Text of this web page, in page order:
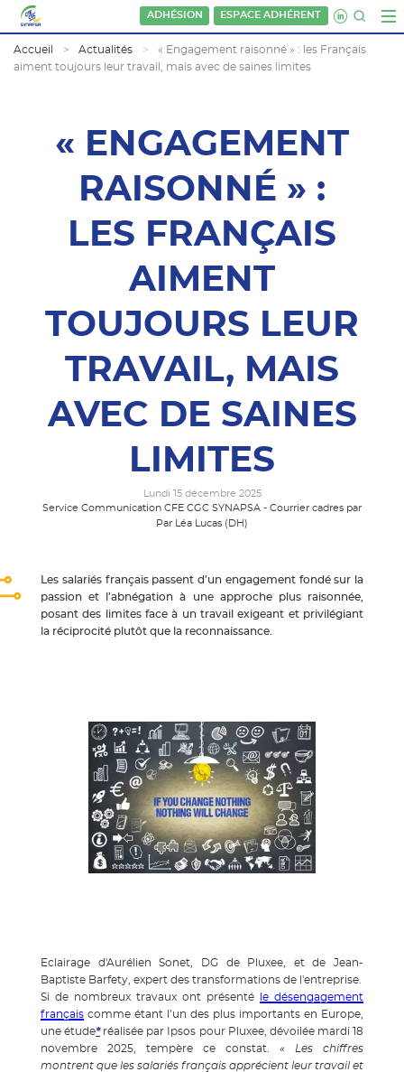
ADHÉSION ESPACE ADHÉRENT
Accueil Actualités
« Engagement raisonné » : les Français
aiment toujours leur travail, mais avec de saines limites
« ENGAGEMENT
RAISONNÉ » :
LES FRANÇAIS
AIMENT
TOUJOURS LEUR
TRAVAIL, MAIS
AVEC DE SAINES
LIMITES
Lundi 15 décembre 2025
Service Communication CFE CGC SYNAPSA - Courrier cadres par
Par Léa Lucas (DH)
Les salariés français passent d’un engagement fondé sur la
passion et l’abnégation à une approche plus raisonnée,
posant des limites face à un travail exigeant et privilégiant
la réciprocité plutôt que la reconnaissance.
Eclairage d'Aurélien Sonet, DG de Pluxee, et de Jean-
Baptiste Barfety, expert des transformations de l'entreprise.
Si de nombreux travaux ont présenté
le désengagement
français comme étant l’un des plus importants en Europe,
une étude*réalisée par Ipsos pour Pluxee, dévoilée mardi 18
novembre 2025, tempère ce constat. « Les chiffres
montrent que les salariés français apprécient leur travail et